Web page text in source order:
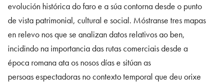
evolución histórica do faro e a súa contorna desde o punto
de vista patrimonial, cultural e social. Móstranse tres mapas
en relevo nos que se analizan datos relativos ao ben,
incidindo na importancia das rutas comerciais desde a
época romana ata os nosos días e sitúan as
persoas espectadoras no contexto temporal que deu orixe